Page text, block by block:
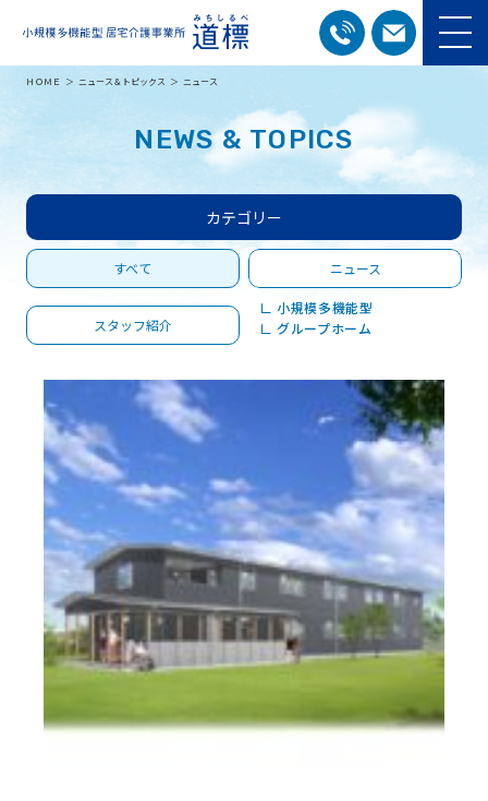
ＨＯＭＥ ニュース＆トピックス ニュース
NEWS & TOPICS
カテゴリー
すべて ニュース
∟ 小規模多機能型
∟ グループホーム
スタッフ紹介